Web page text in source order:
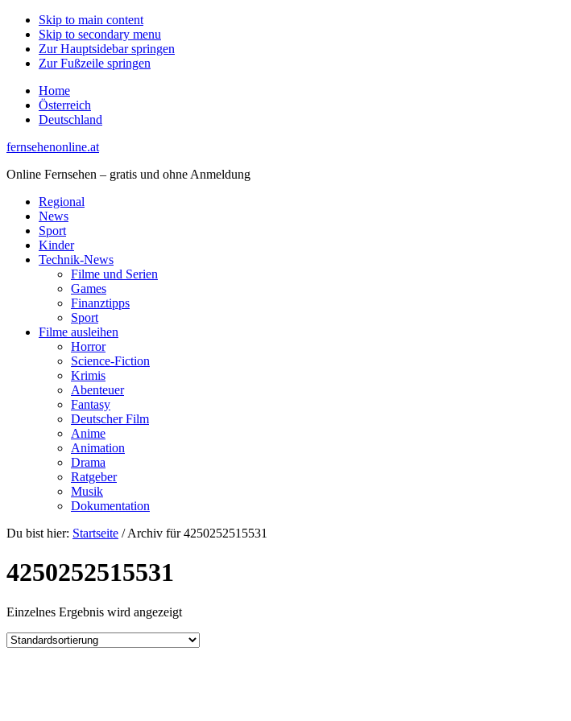
Skip to main content
Skip to secondary menu
Zur Hauptsidebar springen
Zur Fußzeile springen
Home
Österreich
Deutschland
fernsehenonline.at
Online Fernsehen – gratis und ohne Anmeldung
Regional
News
Sport
Kinder
Technik-News
Filme und Serien
Games
Finanztipps
Sport
Filme ausleihen
Horror
Science-Fiction
Krimis
Abenteuer
Fantasy
Deutscher Film
Anime
Animation
Drama
Ratgeber
Musik
Dokumentation
Du bist hier: Startseite /Archiv für 4250252515531
4250252515531
Einzelnes Ergebnis wird angezeigt